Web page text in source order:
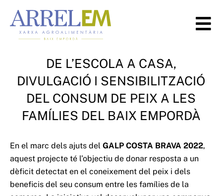
DE L’ESCOLA A CASA,
DIVULGACIÓ I SENSIBILITZACIÓ
DEL CONSUM DE PEIX A LES
FAMÍLIES DEL BAIX EMPORDÀ
En el marc dels ajuts del GALP COSTA BRAVA 2022,
aquest projecte té l’objectiu de donar resposta a un
dèficit detectat en el coneixement del peix i dels
beneficis del seu consum entre les famílies de la